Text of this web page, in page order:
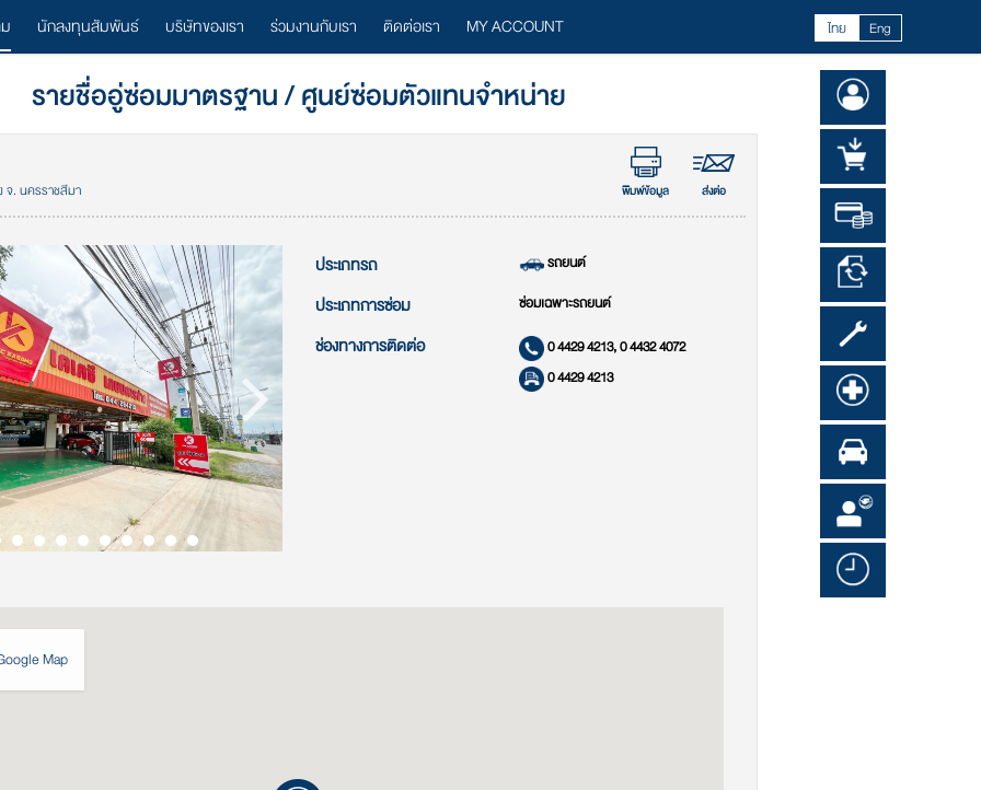
นักลงทุนสัมพันธ์ บริษัทของเรา ร่วมงานกับเรา ติดต่อเรา MY ACCOUNT ไทย Eng
รายชื่ออู่ซ่อมมาตรฐาน / ศูนย์ซ่อมตัวแทนจำหน่าย
จ. นครราชสีมา พิมพ์ข้อมูล ส่งต่อ
ประเภทรถ รถยนต์
ประเภทการซ่อม ซ่อมเฉพาะรถยนต์
ช่องทางการติดต่อ
0 4429 4213, 0 4432 4072
0 4429 4213
Map